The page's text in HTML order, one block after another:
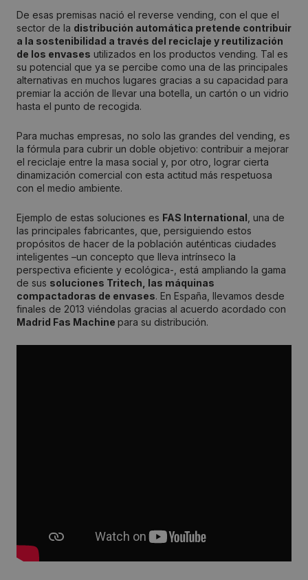
De esas premisas nació el reverse vending, con el que el
sector de la distribución automática pretende contribuir
a la sostenibilidad a través del reciclaje y reutilización
de los envases utilizados en los productos vending. Tal es
su potencial que ya se percibe como una de las principales
alternativas en muchos lugares gracias a su capacidad para
premiar la acción de llevar una botella, un cartón o un vidrio
hasta el punto de recogida.
Para muchas empresas, no solo las grandes del vending, es
la fórmula para cubrir un doble objetivo: contribuir a mejorar
el reciclaje entre la masa social y, por otro, lograr cierta
dinamización comercial con esta actitud más respetuosa
con el medio ambiente.
Ejemplo de estas soluciones es FAS International , una de
las principales fabricantes, que, persiguiendo estos
propósitos de hacer de la población auténticas ciudades
inteligentes –un concepto que lleva intrínseco la
perspectiva eficiente y ecológica-, está ampliando la gama
de sus soluciones Tritech, las máquinas
compactadoras de envases. En España, llevamos desde
finales de 2013 viéndolas gracias al acuerdo acordado con
Madrid Fas Machine para su distribución.